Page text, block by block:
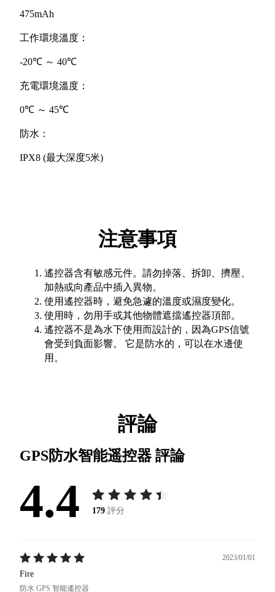
475mAh
工作環境溫度：
-20℃ ～ 40℃
充電環境溫度：
0℃ ～ 45℃
防水：
IPX8 (最大深度5米)
注意事項
遙控器含有敏感元件。請勿掉落、拆卸、擠壓、
加熱或向產品中插入異物。
使用遙控器時，避免急遽的溫度或濕度變化。
使用時，勿用手或其他物體遮擋遙控器頂部。
遙控器不是為水下使用而設計的，因為GPS信號
會受到負面影響。 它是防水的，可以在水邊使
用。
評論
GPS防水智能遥控器評論
4.4 179 評分
2023/01/01
Fire
防水 GPS 智能遙控器